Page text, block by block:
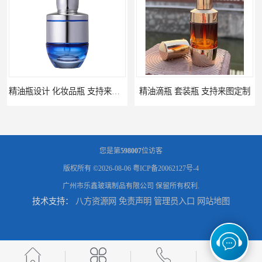
精油瓶设计 化妆品瓶 支持来图定制 精油滴瓶 套装瓶 支持来图定制
精油瓶 包材厂家 支持来图定制 小金瓶精油包装瓶 定做瓶子 量大从优
您是第598007位访客
版权所有 ©2026-08-06 粤ICP备20062127号-4
广州市乐鑫玻璃制品有限公司 保留所有权利.
技术支持： 八方资源网 免责声明 管理员入口 网站地图